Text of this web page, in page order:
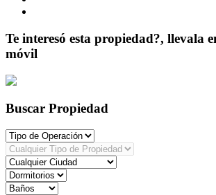
Te interesó esta propiedad?, llevala
móvil
Buscar Propiedad